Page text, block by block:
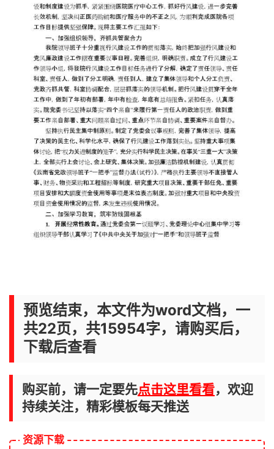
预览结束，本文件为word文档，一
共22页，共15954字，请购买后，
下载后查看
购买前，请一定要先点击这里看看，欢迎
持续关注，精彩模板每天推送
资源下载